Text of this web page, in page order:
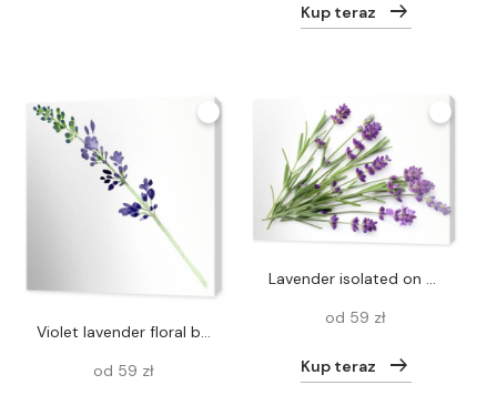
Kup teraz
Violet lavender floral botanical flower. Watercolor background illustration set. Isolated lavender illustration element.
od 59 zł
Lavender isolated on white background. Flat lay. Top view
od 59 zł
Kup teraz